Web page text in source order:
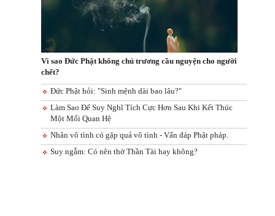
Vì sao Đức Phật không chủ trương cầu nguyện cho người
chết?
Đức Phật hỏi: "Sinh mệnh dài bao lâu?"
Làm Sao Để Suy Nghĩ Tích Cực Hơn Sau Khi Kết Thúc
Một Mối Quan Hệ
Nhân vô tình có gặp quả vô tình - Vấn đáp Phật pháp.
Suy ngẫm: Có nên thờ Thần Tài hay không?